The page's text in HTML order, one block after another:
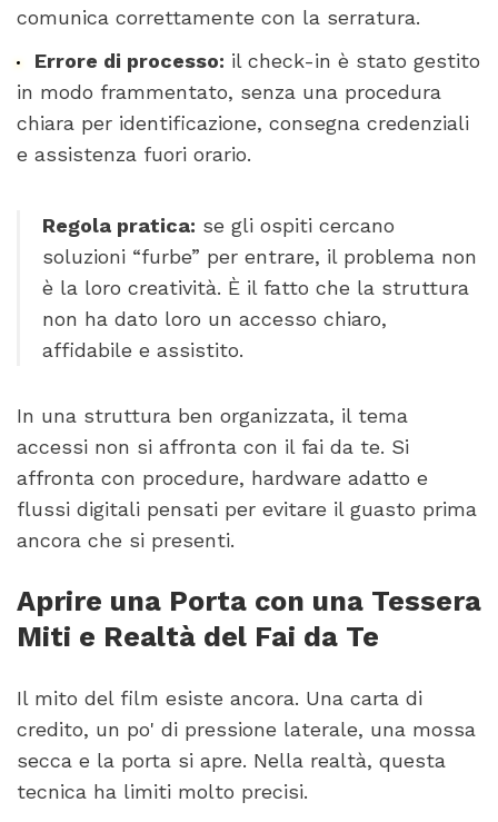
comunica correttamente con la serratura.
Errore di processo: il check-in è stato gestito
in modo frammentato, senza una procedura
chiara per identificazione, consegna credenziali
e assistenza fuori orario.
Regola pratica: se gli ospiti cercano
soluzioni “furbe” per entrare, il problema non
è la loro creatività. È il fatto che la struttura
non ha dato loro un accesso chiaro,
affidabile e assistito.
In una struttura ben organizzata, il tema
accessi non si affronta con il fai da te. Si
affronta con procedure, hardware adatto e
flussi digitali pensati per evitare il guasto prima
ancora che si presenti.
Aprire una Porta con una Tessera
Miti e Realtà del Fai da Te
Il mito del film esiste ancora. Una carta di
credito, un po' di pressione laterale, una mossa
secca e la porta si apre. Nella realtà, questa
tecnica ha limiti molto precisi.